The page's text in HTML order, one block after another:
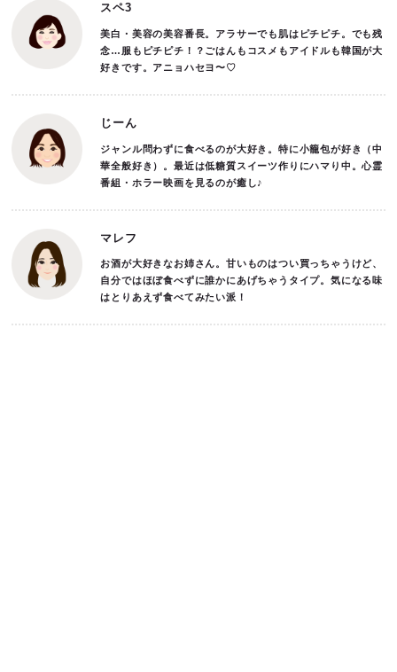
スペ3
美白・美容の美容番長。アラサーでも肌はピチピチ。でも残
念…服もピチピチ！？ごはんもコスメもアイドルも韓国が大
好きです。アニョハセヨ〜♡
じーん
ジャンル問わずに食べるのが大好き。特に小籠包が好き（中
華全般好き）。最近は低糖質スイーツ作りにハマり中。心霊
番組・ホラー映画を見るのが癒し♪
マレフ
お酒が大好きなお姉さん。甘いものはつい買っちゃうけど、
自分ではほぼ食べずに誰かにあげちゃうタイプ。気になる味
はとりあえず食べてみたい派！